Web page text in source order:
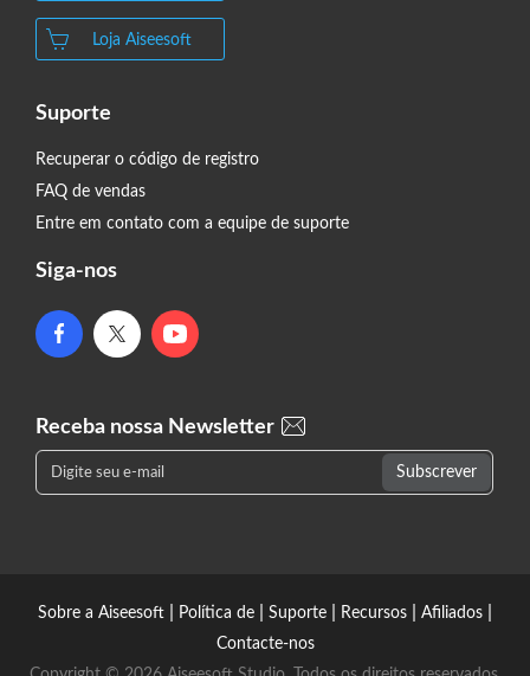
Loja Aiseesoft
Suporte
Recuperar o código de registro
FAQ de vendas
Entre em contato com a equipe de suporte
Siga-nos
Receba nossa Newsletter
Sobre a Aiseesoft Política de Suporte Recursos Afiliados
Contacte-nos